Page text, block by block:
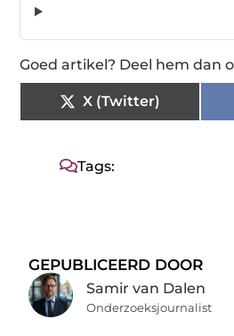
Goed artikel? Deel hem dan
X (Twitter)
Tags:
GEPUBLICEERD DOOR
Samir van Dalen
Onderzoeksjournalist